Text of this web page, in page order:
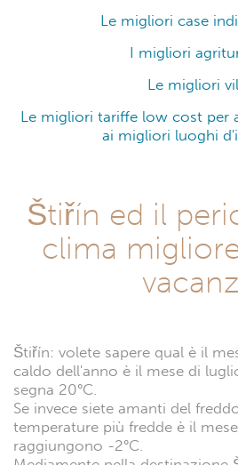
Le migliori case
I migliori
Le migliori
Le migliori tariffe low cost per
ai migliori luoghi
Štiřín ed il
clima
Štiřín: volete sapere qual è il
caldo dell'anno è il mese di
segna 20°C.
Se invece siete amanti del
temperature più fredde è il
raggiungono -2°C.